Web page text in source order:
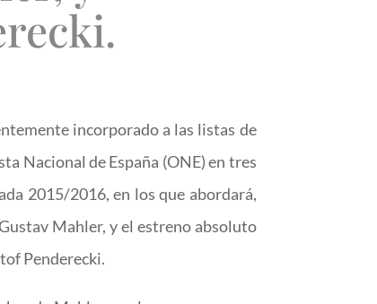
incorporado a las listas de
Nacional de España (ONE) en tres
2015/2016, en los que abordará,
Mahler, y el estreno absoluto
Penderecki.